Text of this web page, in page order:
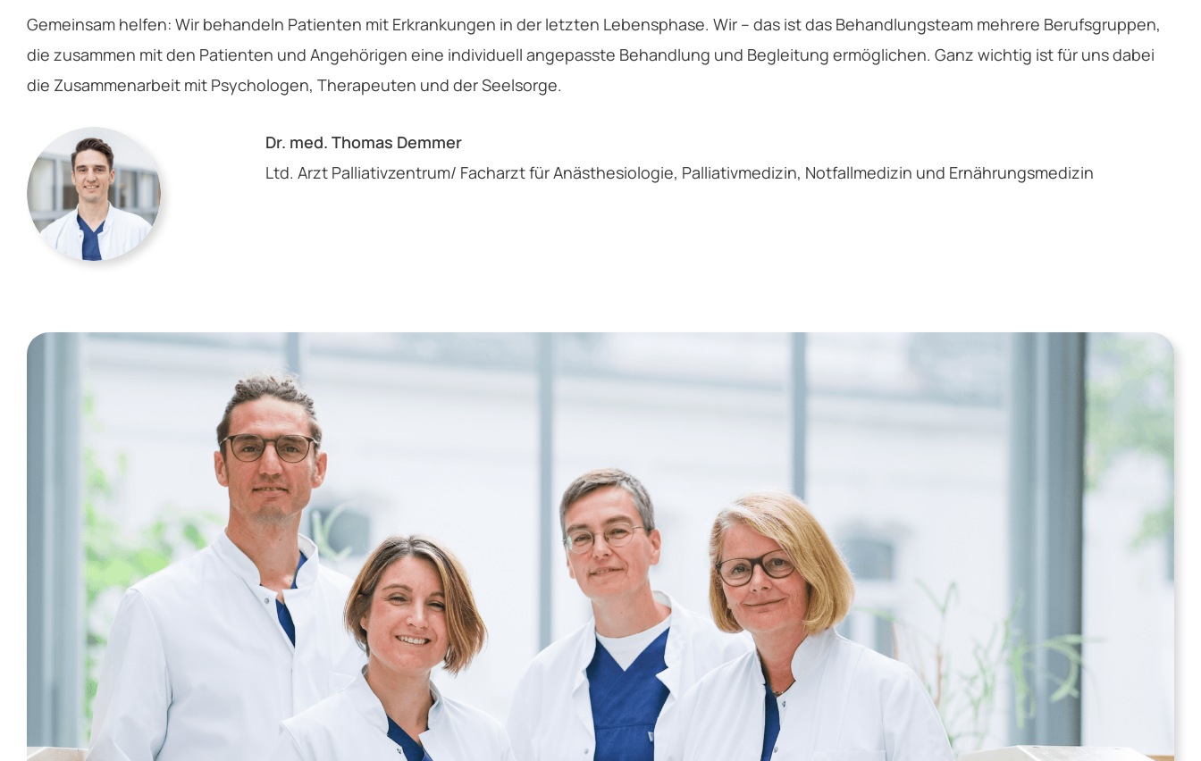
Gemeinsam helfen: Wir behandeln Patienten mit Erkrankungen in der letzten Lebensphase. Wir – das ist das Behandlungsteam mehrere Berufsgruppen,
die zusammen mit den Patienten und Angehörigen eine individuell angepasste Behandlung und Begleitung ermöglichen. Ganz wichtig ist für uns dabei
die Zusammenarbeit mit Psychologen, Therapeuten und der Seelsorge.
Dr. med. Thomas Demmer
Ltd. Arzt Palliativzentrum/ Facharzt für Anästhesiologie, Palliativmedizin, Notfallmedizin und Ernährungsmedizin